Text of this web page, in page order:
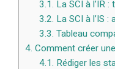
3.1. La SCI à l’IR
3.2. La SCI à l’IS
3.3. Tableau
4. Comment créer
4.1. Rédiger les